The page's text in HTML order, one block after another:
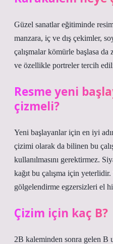
Güzel sanatlar eğitiminde
manzara, iç ve dış çekimler,
çalışmalar kömürle başlasa
ve özellikle portreler tercih
Resme yeni
çizmeli?
Yeni başlayanlar için en iyi
çizimi olarak da bilinen bu
kullanılmasını gerektirmez.
kağıt bu çalışma için
gölgelendirme egzersizleri el
Çizim için kaç B?
2B kaleminden sonra gelen B